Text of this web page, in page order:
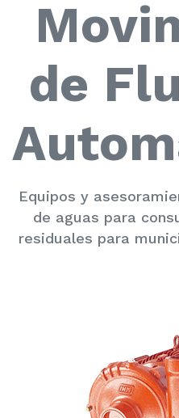
de
Equipos y
de aguas para
residuales para